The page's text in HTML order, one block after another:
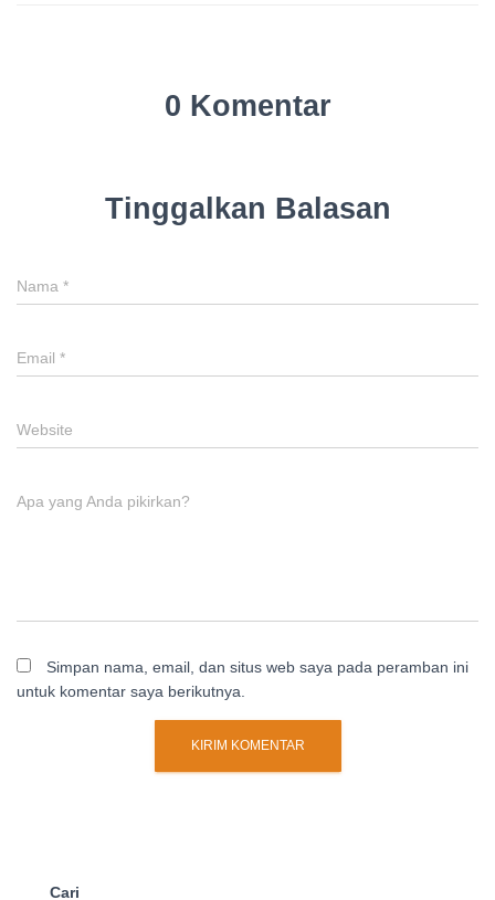
0 Komentar
Tinggalkan Balasan
Nama *
Email *
Website
Apa yang Anda pikirkan?
Simpan nama, email, dan situs web saya pada peramban ini
untuk komentar saya berikutnya.
Cari